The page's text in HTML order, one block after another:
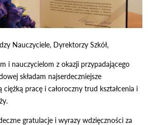
Nauczyciele, Dyrektorzy Szkół,
i nauczycielom z okazji przypadającego
składam najserdeczniejsze
ciężką pracę i całoroczny trud kształcenia i
gratulacje i wyrazy wdzięczności za